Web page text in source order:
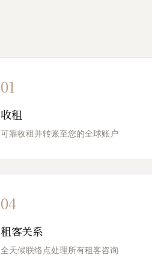
01
收租
可靠收租并转账至您的全球账户
04
租客关系
全天候联络点处理所有租客咨询